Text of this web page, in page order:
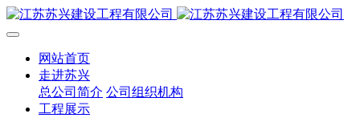
网站首页
走进苏兴
总公司简介 公司组织机构
工程展示